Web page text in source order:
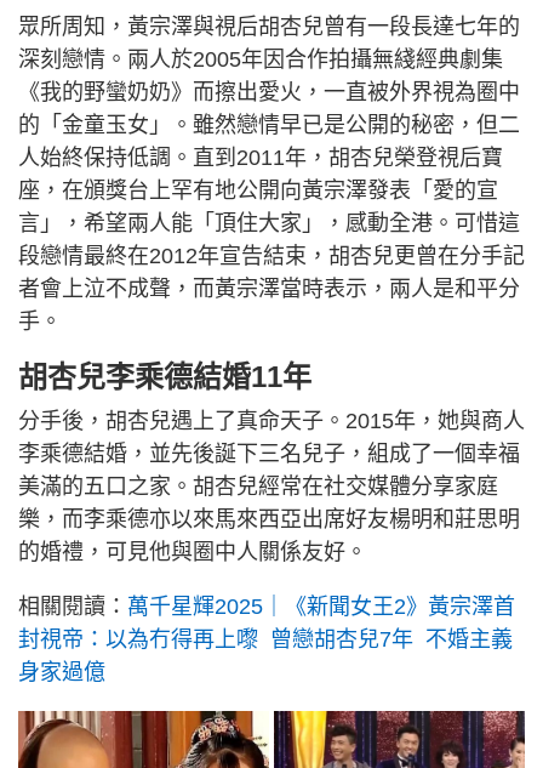
眾所周知，黃宗澤與視后胡杏兒曾有一段長達七年的
深刻戀情。兩人於2005年因合作拍攝無綫經典劇集
《我的野蠻奶奶》而擦出愛火，一直被外界視為圈中
的「金童玉女」。雖然戀情早已是公開的秘密，但二
人始終保持低調。直到2011年，胡杏兒榮登視后寶
座，在頒獎台上罕有地公開向黃宗澤發表「愛的宣
言」，希望兩人能「頂住大家」，感動全港。可惜這
段戀情最終在2012年宣告結束，胡杏兒更曾在分手記
者會上泣不成聲，而黃宗澤當時表示，兩人是和平分
手。
胡杏兒李乘德結婚11年
分手後，胡杏兒遇上了真命天子。2015年，她與商人
李乘德結婚，並先後誕下三名兒子，組成了一個幸福
美滿的五口之家。胡杏兒經常在社交媒體分享家庭
樂，而李乘德亦以來馬來西亞出席好友楊明和莊思明
的婚禮，可見他與圈中人關係友好。
相關閱讀： 萬千星輝2025｜《新聞女王2》黃宗澤首
封視帝：以為冇得再上嚟 曾戀胡杏兒7年 不婚主義
身家過億